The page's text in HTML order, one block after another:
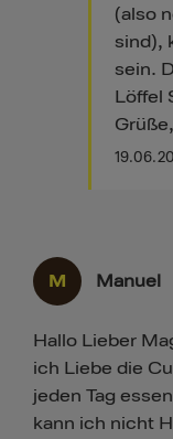
(also
sind),
sein.
Löffel
M Manuel
Hallo Lieber
ich Liebe die
jeden Tag
kann ich nicht